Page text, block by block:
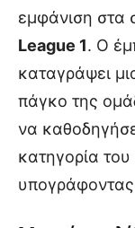
εμφάνιση στα
League 1. Ο
καταγράψει
πάγκο της
να
κατηγορία
υπογράφοντας